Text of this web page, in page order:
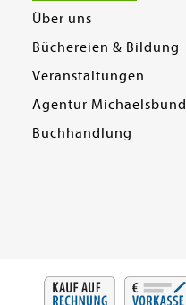
Über uns
Büchereien & Bildung
Veranstaltungen
Agentur Michaelsbund
Buchhandlung